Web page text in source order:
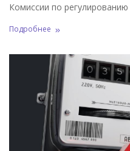
Комиссии по
Подробнее